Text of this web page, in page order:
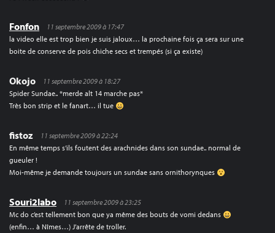
Fonfon
11 septembre 2009 à 17:47
la video elle est trop bien je suis jaloux… la prochaine fois ça sera sur une
boite de conserve de pois chiche secs et trempés (si ça existe)
Okojo
11 septembre 2009 à 18:27
Spider Sundae.. *merde alt 14 marche pas*
Très bon strip et le fanart… il tue
fistoz
11 septembre 2009 à 22:24
En même temps s’ils foutent des arachnides dans son sundae.. normal de
gueuler !
Moi-même je demande toujours un sundae sans ornithorynques
Souri2labo
11 septembre 2009 à 23:25
Mc do c’est tellement bon que ya même des bouts de vomi dedans
(enfin… à Nîmes…) J’arrête de troller.